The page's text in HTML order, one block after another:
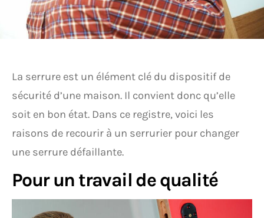
La serrure est un élément clé du dispositif de
sécurité d’une maison. Il convient donc qu’elle
soit en bon état. Dans ce registre, voici les
raisons de recourir à un serrurier pour changer
une serrure défaillante.
Pour un travail de qualité